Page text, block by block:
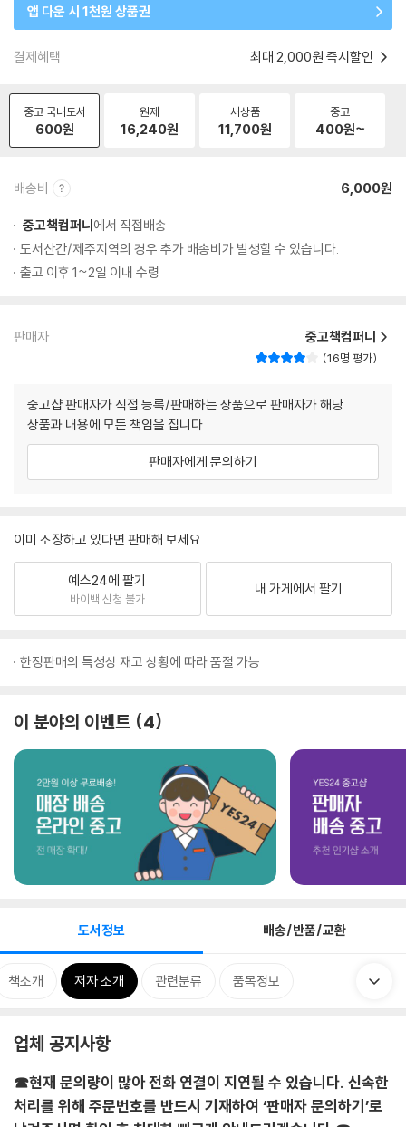
앱 다운 시 1천원 상품권
결제혜택 최대 2,000원 즉시할인
중고 국내도서
600원
원제
16,240원
새상품
11,700원
중고
400원~
배송비 6,000원
중고책컴퍼니에서 직접배송
도서산간/제주지역의 경우 추가 배송비가 발생할 수 있습니다.
출고 이후 1~2일 이내 수령
판매자 중고책컴퍼니
16명 평가
중고샵 판매자가 직접 등록/판매하는 상품으로 판매자가 해당
상품과 내용에 모든 책임을 집니다.
판매자에게 문의하기
이미 소장하고 있다면 판매해 보세요.
예스24에 팔기
바이백 신청 불가
내 가게에서 팔기
한정판매의 특성상 재고 상황에 따라 품절 가능
이 분야의 이벤트 4
도서정보 배송/반품/교환
책소개 저자 소개 관련분류 품목정보
업체 공지사항
☎현재 문의량이 많아 전화 연결이 지연될 수 있습니다. 신속한
처리를 위해 주문번호를 반드시 기재하여 ‘판매자 문의하기’로